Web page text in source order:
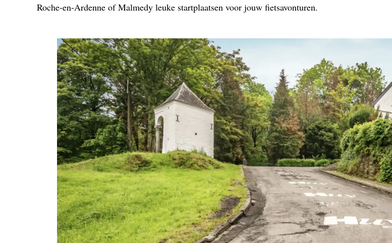
Roche-en-Ardenne of Malmedy leuke startplaatsen voor jouw fietsavonturen.